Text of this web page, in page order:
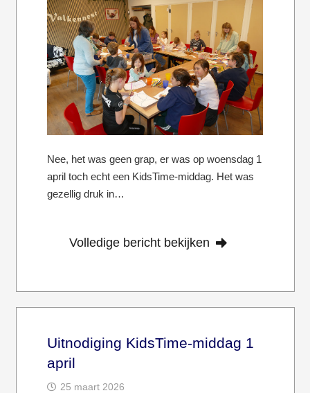
Nee, het was geen grap, er was op woensdag 1
april toch echt een KidsTime-middag. Het was
gezellig druk in…
Volledige bericht bekijken
Uitnodiging KidsTime-middag 1
april
25 maart 2026